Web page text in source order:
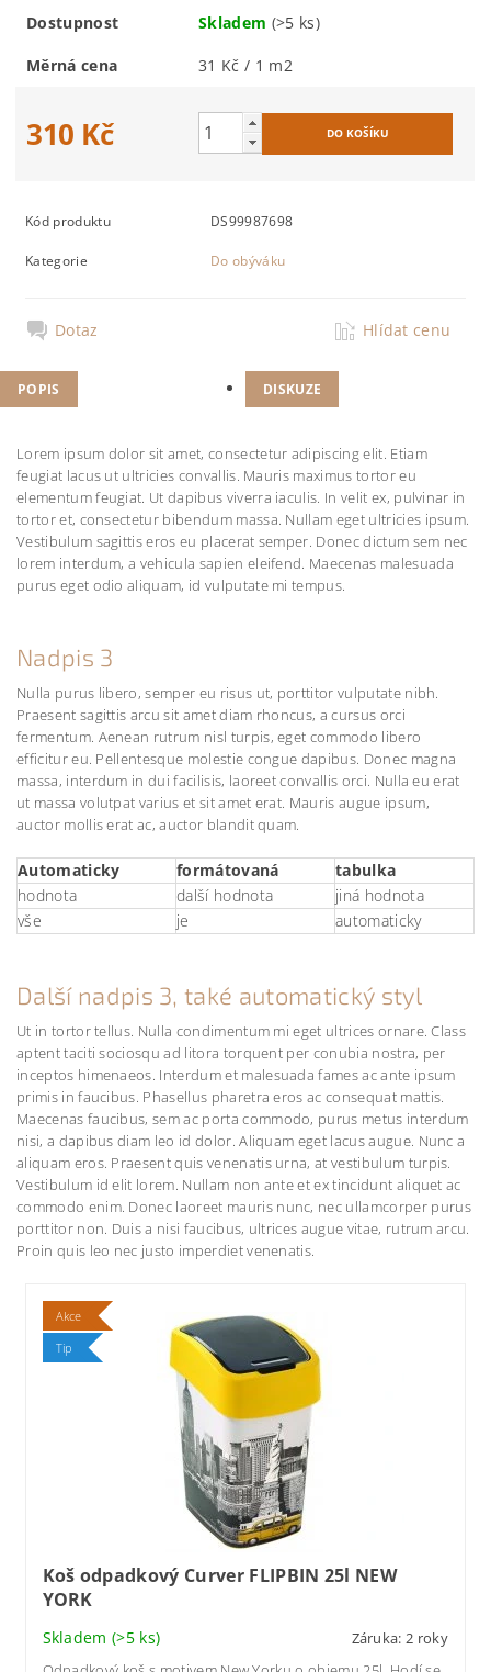
Dostupnost Skladem (>5 ks)
Měrná cena 31 Kč / 1 m2
310 Kč
Kód produktu DS99987698
Kategorie Do obýváku
Dotaz Hlídat cenu
POPIS DISKUZE
Lorem ipsum dolor sit amet, consectetur adipiscing elit. Etiam
feugiat lacus ut ultricies convallis. Mauris maximus tortor eu
elementum feugiat. Ut dapibus viverra iaculis. In velit ex, pulvinar in
tortor et, consectetur bibendum massa. Nullam eget ultricies ipsum.
Vestibulum sagittis eros eu placerat semper. Donec dictum sem nec
lorem interdum, a vehicula sapien eleifend. Maecenas malesuada
purus eget odio aliquam, id vulputate mi tempus.
Nadpis 3
Nulla purus libero, semper eu risus ut, porttitor vulputate nibh.
Praesent sagittis arcu sit amet diam rhoncus, a cursus orci
fermentum. Aenean rutrum nisl turpis, eget commodo libero
efficitur eu. Pellentesque molestie congue dapibus. Donec magna
massa, interdum in dui facilisis, laoreet convallis orci. Nulla eu erat
ut massa volutpat varius et sit amet erat. Mauris augue ipsum,
auctor mollis erat ac, auctor blandit quam.
Automaticky formátovaná
tabulka
hodnota
další hodnota
jiná hodnota
vše
je automaticky
Další nadpis 3, také automatický styl
Ut in tortor tellus. Nulla condimentum mi eget ultrices ornare. Class
aptent taciti sociosqu ad litora torquent per conubia nostra, per
inceptos himenaeos. Interdum et malesuada fames ac ante ipsum
primis in faucibus. Phasellus pharetra eros ac consequat mattis.
Maecenas faucibus, sem ac porta commodo, purus metus interdum
nisi, a dapibus diam leo id dolor. Aliquam eget lacus augue. Nunc a
aliquam eros. Praesent quis venenatis urna, at vestibulum turpis.
Vestibulum id elit lorem. Nullam non ante et ex tincidunt aliquet ac
commodo enim. Donec laoreet mauris nunc, nec ullamcorper purus
porttitor non. Duis a nisi faucibus, ultrices augue vitae, rutrum arcu.
Proin quis leo nec justo imperdiet venenatis.
Akce
Tip
Koš odpadkový Curver FLIPBIN 25l NEW
YORK
Skladem(>5 ks)
Záruka: 2 roky